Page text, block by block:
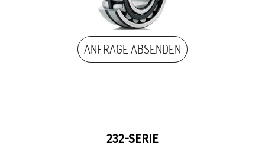
ANFRAGE ABSENDEN
232-SERIE